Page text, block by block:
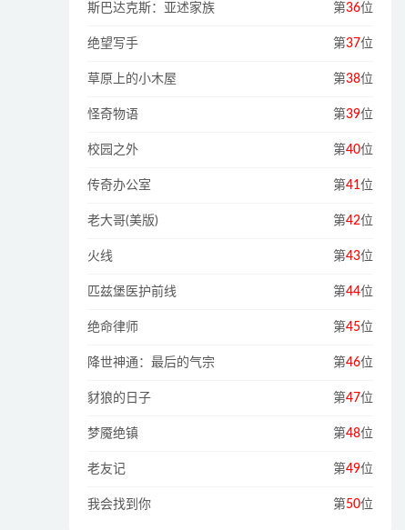
斯巴达克斯：亚述家族 第36位
绝望写手 第37位
草原上的小木屋 第38位
怪奇物语 第39位
校园之外 第40位
传奇办公室 第41位
老大哥(美版) 第42位
火线 第43位
匹兹堡医护前线 第44位
绝命律师 第45位
降世神通：最后的气宗 第46位
豺狼的日子 第47位
梦魇绝镇 第48位
老友记 第49位
我会找到你 第50位